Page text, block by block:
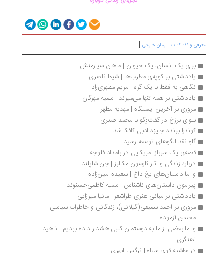
و نقد کتاب|رمان خارجی|
برای یک انسان، یک حیوان | ماهان سیارمنش
یادداشتی بر کوپه‌ی مطرب‌ها | شیما ناصری
نگاهی به فقط با یک گره | مریم مطهری‌راد
یادداشتی بر همه تنها می‌میرند | سمیه مهرگان
مروری بر آخرین ایستگاه | مهدیه مطهر
بلوای برزخ در گفت‌وگو با محمد صابری
کوندرا برنده جایزه ادبی کافکا شد
گاهِ نقد الگوهای توسعه رسید
قصه‌ی یک سرباز آمریکایی در بامداد فلوجه
درباره زندگی و آثار کارسون مکالرز | جن شاپلند
و اما داستان‌های یخ داغ | سعیده امین‌زاده
پیرامون داستان‌های ناشناس | سمیه کاظمی‌حسنوند
یادداشتی بر مبانی هنری طراشعر | مانیا میرزایی
مروری بر احمد سمیعی(گیلانی)، زندگانی و خاطرات سیاسی |
محسن آزموده
و اما بعضی از ما به دوستمان کلبی هشدار داده بودیم | ناهید
آهنگری
در حاشیه قوی سیاه | نرگس ابهری